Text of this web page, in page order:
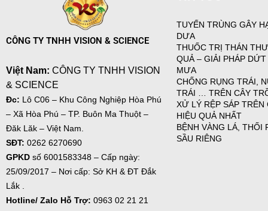
CÔNG TY TNHH VISION & SCIENCE
Việt Nam: CÔNG TY TNHH VISION
& SCIENCE
Đc: Lô C06 – Khu Công Nghiệp Hòa Phú
– Xã Hòa Phú – TP. Buôn Ma Thuột –
Đăk Lăk – Việt Nam.
SĐT: 0262 6270690
GPKD số 6001583348 – Cấp ngày:
25/09/2017 – Nơi cấp: Sở KH & ĐT Đắk
Lắk .
Hotline/ Zalo Hỗ Trợ: 0963 02 21 21
TUYẾN TRÙNG GÂY
DƯA
THUỐC TRỊ THÁN
QUẢ – GIẢI PHÁP
MƯA
CHỐNG RỤNG TRÁI,
TRÁI … TRÊN CÂY
XỬ LÝ RỆP SÁP
HIỆU QUẢ NHẤT
BỆNH VÀNG LÁ, THỐI
SẦU RIÊNG